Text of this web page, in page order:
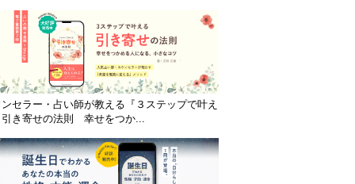
セラー・占い師が教える『３ステップで叶え
き寄せの法則 幸せをつか...